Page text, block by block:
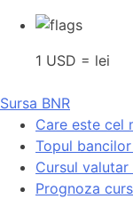
1 USD = lei
Sursa BNR
Care este cel
Topul
Cursul
Prognoza